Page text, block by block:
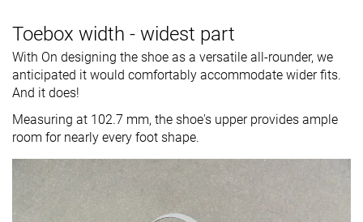
Toebox width - widest part
With On designing the shoe as a versatile all-rounder, we
anticipated it would comfortably accommodate wider fits.
And it does!
Measuring at 102.7 mm, the shoe's upper provides ample
room for nearly every foot shape.